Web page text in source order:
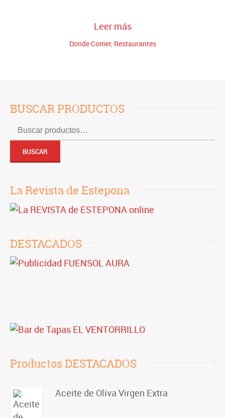
Leer más
Donde Comer, Restaurantes
BUSCAR PRODUCTOS
Buscar
por:
BUSCAR
La Revista de Estepona
DESTACADOS
Productos DESTACADOS
Aceite de Oliva Virgen Extra